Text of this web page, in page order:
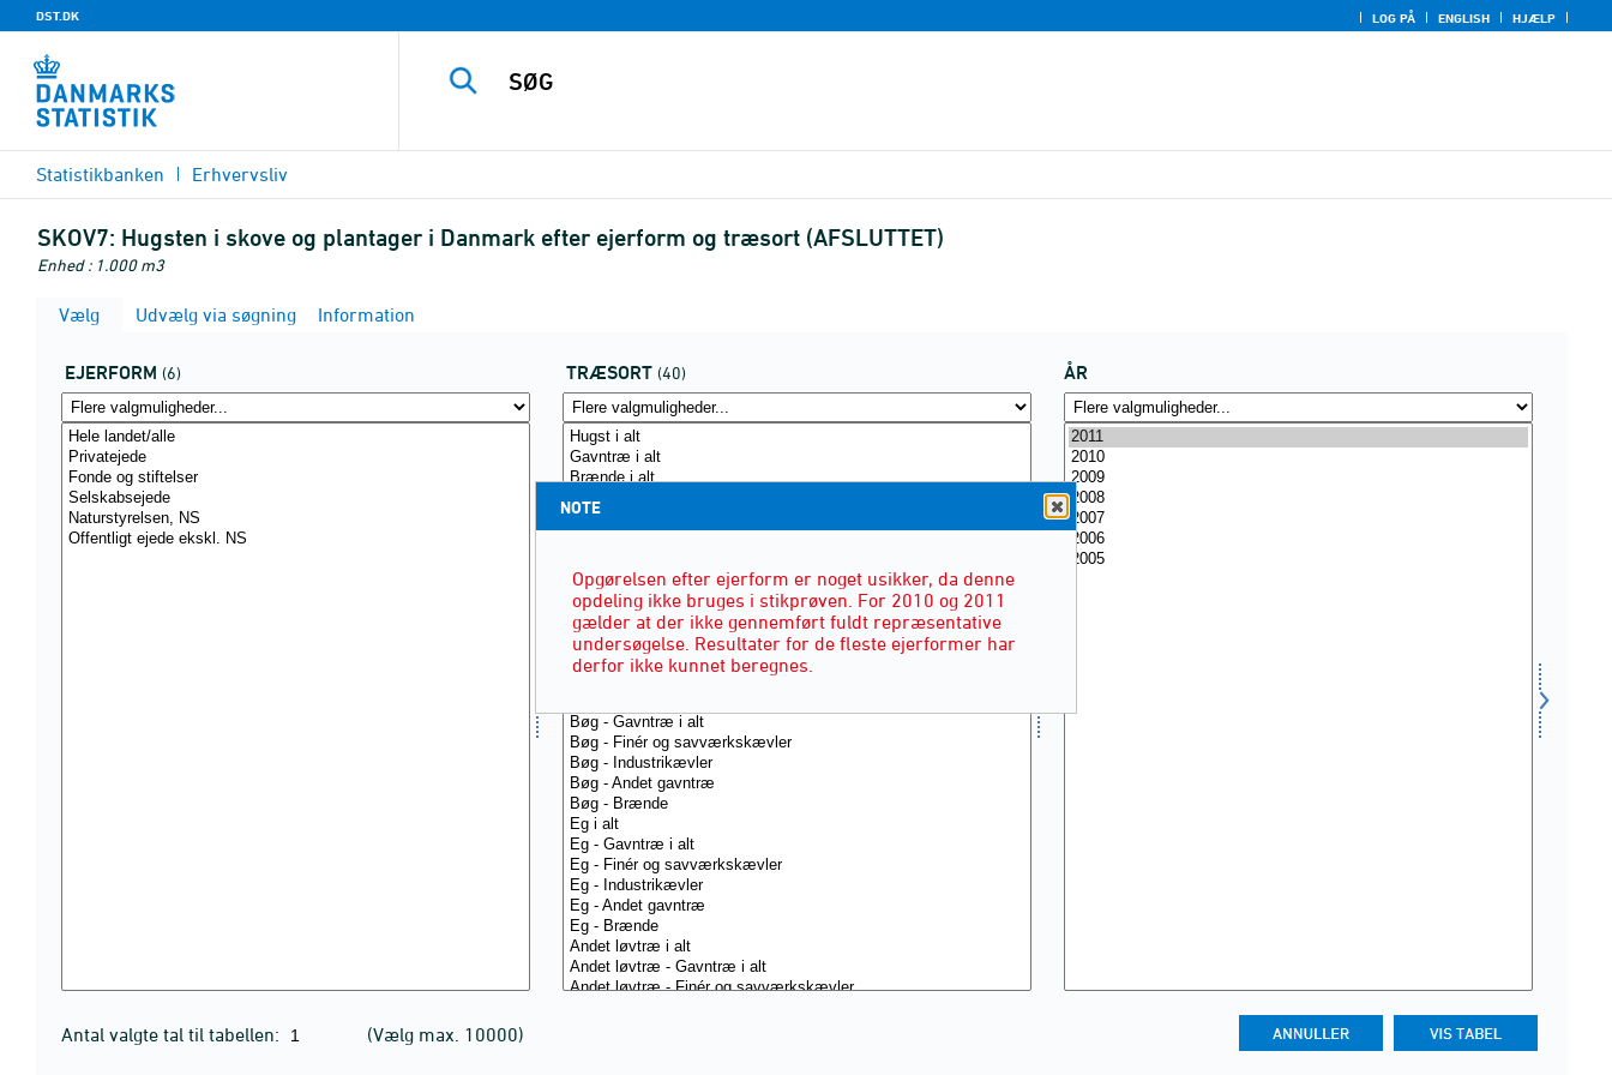
DST.DK LOG PÅ ENGLISH HJÆLP
Statistikbanken Erhvervsliv
SKOV7: Hugsten i skove og plantager i Danmark efter ejerform og træsort (AFSLUTTET)
Enhed : 1.000 m3
Vælg Udvælg via søgning Information
EJERFORM (6) TRÆSORT (40) ÅR
Antal valgte tal til tabellen: (Vælg max. 10000)
NOTE
Opgørelsen efter ejerform er noget usikker, da denne
opdeling ikke bruges i stikprøven. For 2010 og 2011
gælder at der ikke gennemført fuldt repræsentative
undersøgelse. Resultater for de fleste ejerformer har
derfor ikke kunnet beregnes.